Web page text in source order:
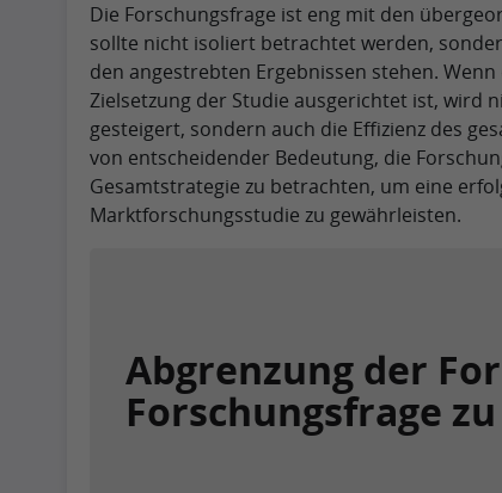
Die Forschungsfrage ist eng mit den
sollte nicht isoliert betrachtet werden,
den angestrebten Ergebnissen stehen.
Zielsetzung der Studie ausgerichtet ist, wird
gesteigert, sondern auch die Effizienz des
von entscheidender Bedeutung, die
Gesamtstrategie zu betrachten, um eine
Marktforschungsstudie zu gewährleisten.
Abgrenzung der
Forschungsfrage